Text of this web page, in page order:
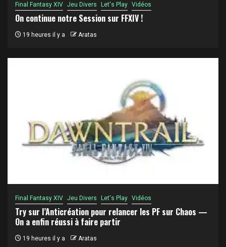
Final Fantasy XIV Jeu Divers Let's Play Vidéos
On continue notre Session sur FFXIV !
19 heures il y a Aratas
Final Fantasy XIV Jeu Divers Let's Play Vidéos
Try sur l’Anticréation pour relancer les PF sur Chaos —
On a enfin réussi à faire partir
19 heures il y a Aratas